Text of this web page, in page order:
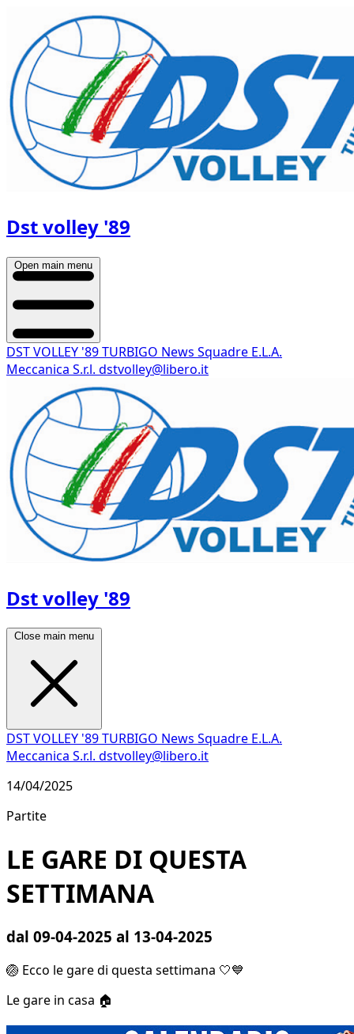
Dst volley '89
Open main menu
DST VOLLEY '89 TURBIGO News Squadre E.L.A.
Meccanica S.r.l. dstvolley@libero.it
Dst volley '89
Close main menu
DST VOLLEY '89 TURBIGO News Squadre E.L.A.
Meccanica S.r.l. dstvolley@libero.it
14/04/2025
Partite
LE GARE DI QUESTA
SETTIMANA
dal 09-04-2025 al 13-04-2025
🏐 Ecco le gare di questa settimana 🤍💙
Le gare in casa 🏠